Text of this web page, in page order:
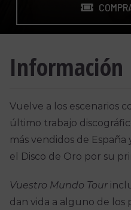
Información
Vuelve a los escenarios
último trabajo
más vendidos de
el Disco de Oro por su
Vuestro Mundo Tour
dan vida a alguno de los